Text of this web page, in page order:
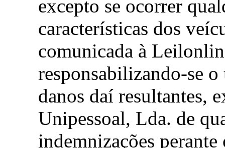
excepto se ocorrer
características dos
comunicada à
responsabilizando-se
danos daí resultantes,
Unipessoal, Lda. de
indemnizações